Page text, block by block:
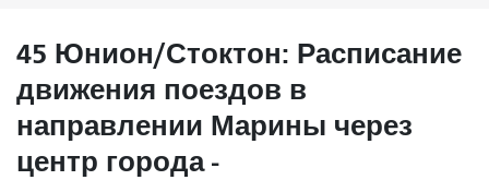
45 Юнион/Стоктон: Расписание
движения поездов в
направлении Марины через
центр города -